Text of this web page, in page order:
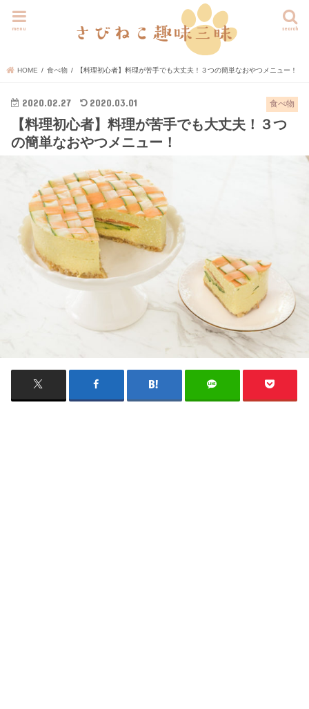
search
menu
HOME 食べ物 【料理初心者】料理が苦手でも大丈夫！３つの簡単なおやつメニュー！
食べ物
2020.02.27 2020.03.01
【料理初心者】料理が苦手でも大丈夫！３つ
の簡単なおやつメニュー！